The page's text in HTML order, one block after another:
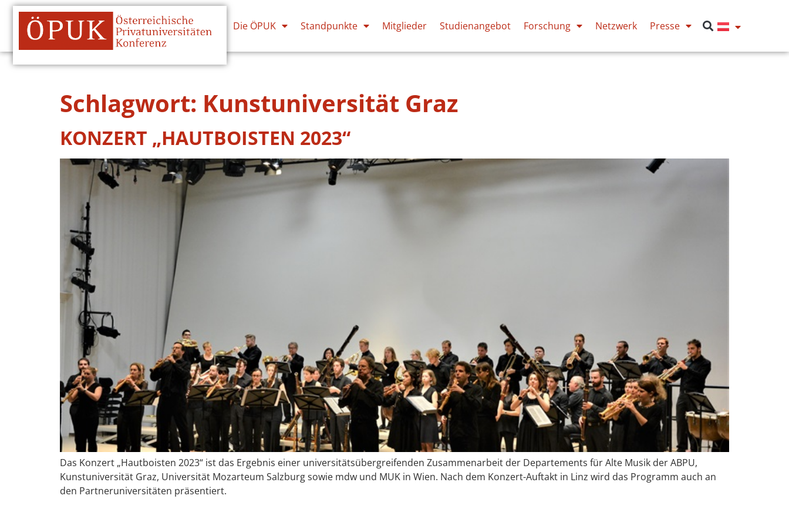
Die ÖPUK Standpunkte Mitglieder Studienangebot Forschung Netzwerk Presse
Schlagwort: Kunstuniversität Graz
KONZERT „HAUTBOISTEN 2023“
Das Konzert „Hautboisten 2023“ ist das Ergebnis einer universitätsübergreifenden Zusammenarbeit der Departements für Alte Musik der ABPU,
Kunstuniversität Graz, Universität Mozarteum Salzburg sowie mdw und MUK in Wien. Nach dem Konzert-Auftakt in Linz wird das Programm auch an
den Partneruniversitäten präsentiert.